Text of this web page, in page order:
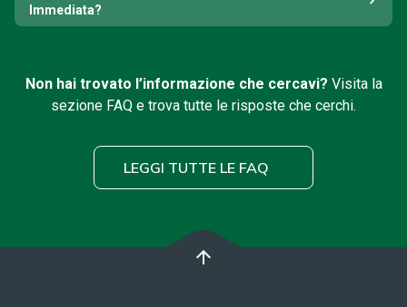
Immediata?
Non hai trovato l’informazione che cercavi? Visita la
sezione FAQ e trova tutte le risposte che cerchi.
LEGGI TUTTE LE FAQ
arrow_upward